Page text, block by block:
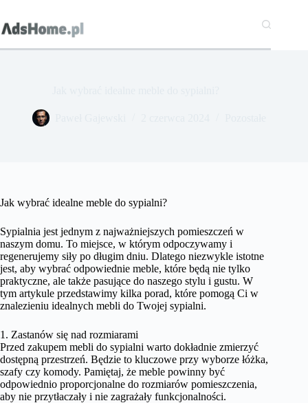
treści
Jak wybrać idealne meble do sypialni?
Sypialnia jest jednym z najważniejszych pomieszczeń w
naszym domu. To miejsce, w którym odpoczywamy i
regenerujemy siły po długim dniu. Dlatego niezwykle istotne
jest, aby wybrać odpowiednie meble, które będą nie tylko
praktyczne, ale także pasujące do naszego stylu i gustu. W
tym artykule przedstawimy kilka porad, które pomogą Ci w
znalezieniu idealnych mebli do Twojej sypialni.
1. Zastanów się nad rozmiarami
Przed zakupem mebli do sypialni warto dokładnie zmierzyć
dostępną przestrzeń. Będzie to kluczowe przy wyborze łóżka,
szafy czy komody. Pamiętaj, że meble powinny być
odpowiednio proporcjonalne do rozmiarów pomieszczenia,
aby nie przytłaczały i nie zagrażały funkcjonalności.